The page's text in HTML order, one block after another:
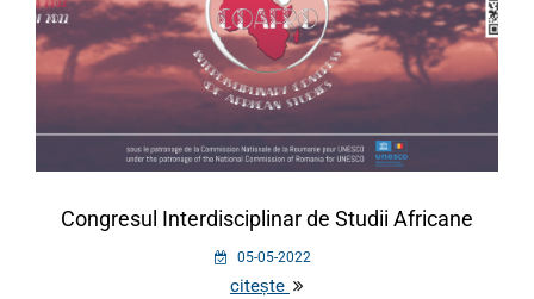
Congresul Interdisciplinar de Studii Africane
05-05-2022
citește